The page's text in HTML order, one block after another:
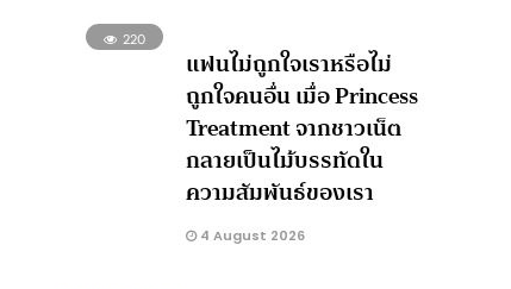
220
แฟนไม่ถูกใจเราหรือไม่
ถูกใจคนอื่น เมื่อ Princess
Treatment จากชาวเน็ต
กลายเป็นไม้บรรทัดใน
ความสัมพันธ์ของเรา
4 August 2026